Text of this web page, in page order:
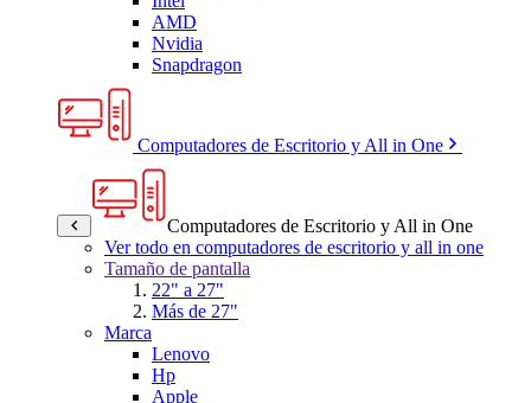
AMD
Nvidia
Snapdragon
Computadores de Escritorio y All in One
Computadores de Escritorio y All in One
Ver todo en computadores de escritorio y all in one
Tamaño de pantalla
22" a 27"
Más de 27"
Marca
Lenovo
Hp
Apple